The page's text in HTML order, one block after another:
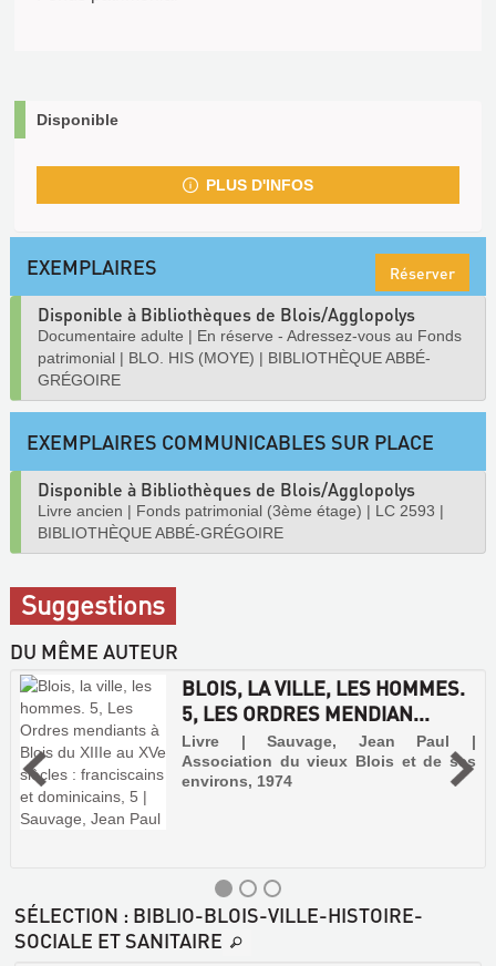
Disponible
PLUS D'INFOS
EXEMPLAIRES Réserver
Disponible à Bibliothèques de Blois/Agglopolys
Documentaire adulte | En réserve - Adressez-vous au Fonds
patrimonial | BLO. HIS (MOYE) | BIBLIOTHÈQUE ABBÉ-
GRÉGOIRE
EXEMPLAIRES COMMUNICABLES SUR PLACE
Disponible à Bibliothèques de Blois/Agglopolys
Livre ancien | Fonds patrimonial (3ème étage) | LC 2593 |
BIBLIOTHÈQUE ABBÉ-GRÉGOIRE
Suggestions
DU MÊME AUTEUR
BLOIS, LA VILLE, LES HOMMES.
5, LES ORDRES MENDIAN...
Livre | Sauvage, Jean Paul |
Association du vieux Blois et de ses
environs, 1974
SÉLECTION : BIBLIO-BLOIS-VILLE-HISTOIRE-
SOCIALE ET SANITAIRE